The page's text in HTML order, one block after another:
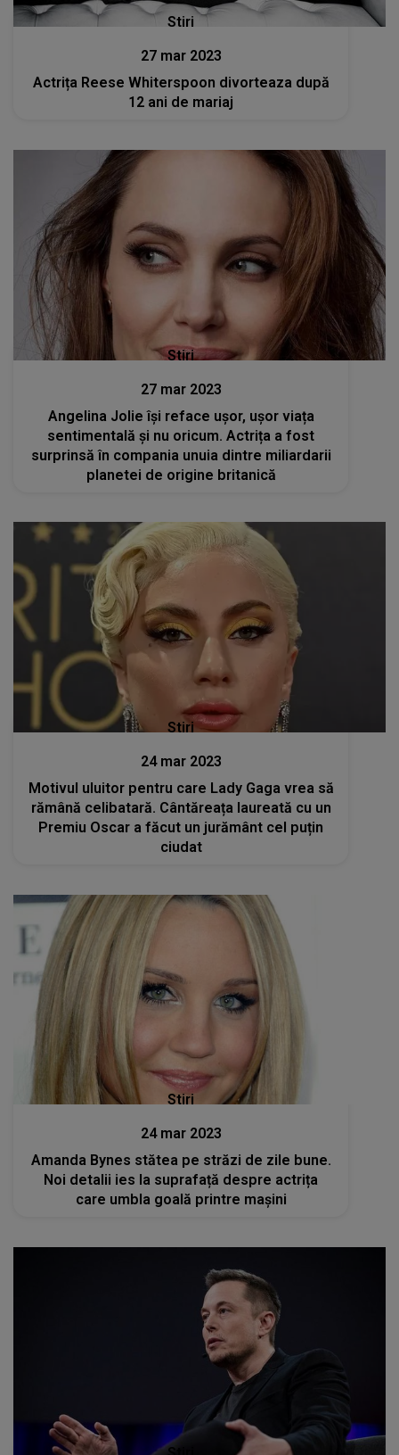
Stiri
27 mar 2023
Actrița Reese Whiterspoon divorteaza după
12 ani de mariaj
Stiri
27 mar 2023
Angelina Jolie își reface ușor, ușor viața
sentimentală și nu oricum. Actrița a fost
surprinsă în compania unuia dintre miliardarii
planetei de origine britanică
Stiri
24 mar 2023
Motivul uluitor pentru care Lady Gaga vrea să
rămână celibatară. Cântăreața laureată cu un
Premiu Oscar a făcut un jurământ cel puțin
ciudat
Stiri
24 mar 2023
Amanda Bynes stătea pe străzi de zile bune.
Noi detalii ies la suprafață despre actrița
care umbla goală printre mașini